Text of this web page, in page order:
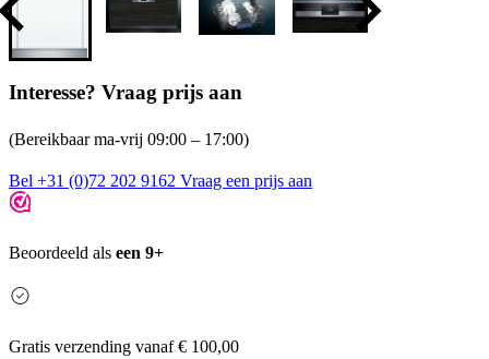
Interesse? Vraag prijs aan
(Bereikbaar ma-vrij 09:00 – 17:00)
Bel +31 (0)72 202 9162 Vraag een prijs aan
Beoordeeld als een 9+
Gratis verzending vanaf € 100,00